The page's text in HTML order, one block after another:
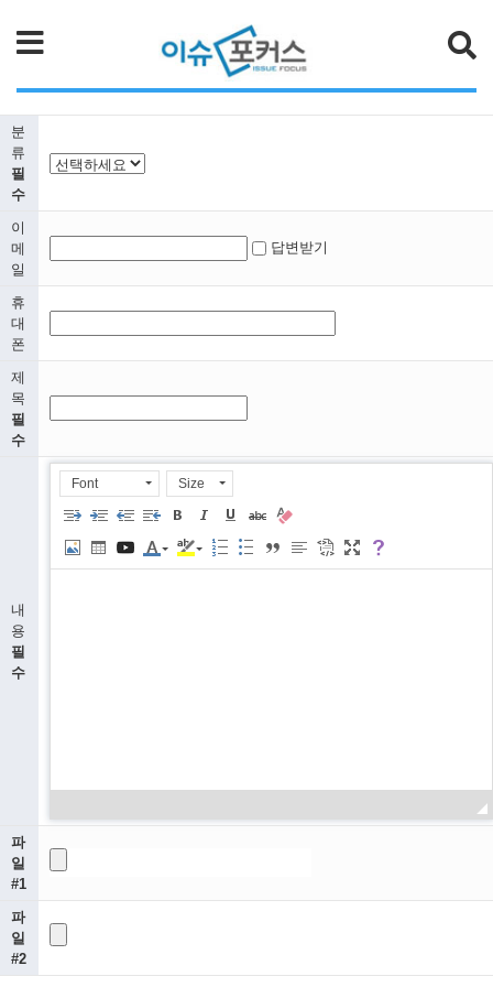
검색
분
류
필
수
이
메
일
답변받기
휴
대
폰
제
목
필
수
내
용
필
수
Font Size
파
일
#1
파
일
#2